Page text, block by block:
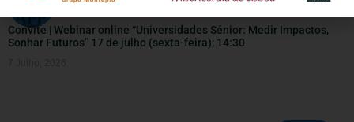
Convite | Webinar online “Universidades Sénior: Medir Impactos,
Sonhar Futuros” 17 de julho (sexta-feira); 14:30